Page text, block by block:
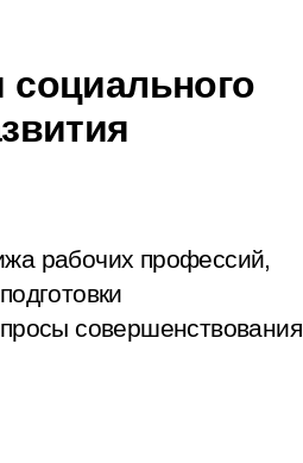
рабочих профессий,
совершенствования